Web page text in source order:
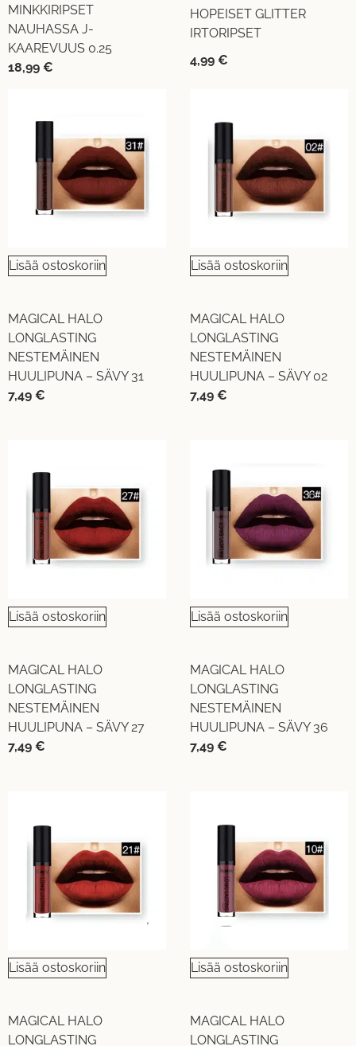
MINKKIRIPSET
NAUHASSA J-
KAAREVUUS 0.25
18,99 €
HOPEISET GLITTER
IRTORIPSET
4,99 €
Lisää ostoskoriin
MAGICAL HALO
LONGLASTING
NESTEMÄINEN
HUULIPUNA – SÄVY 31
7,49 €
Lisää ostoskoriin
MAGICAL HALO
LONGLASTING
NESTEMÄINEN
HUULIPUNA – SÄVY 02
7,49 €
Lisää ostoskoriin
MAGICAL HALO
LONGLASTING
NESTEMÄINEN
HUULIPUNA – SÄVY 27
7,49 €
Lisää ostoskoriin
MAGICAL HALO
LONGLASTING
NESTEMÄINEN
HUULIPUNA – SÄVY 36
7,49 €
Lisää ostoskoriin
MAGICAL HALO
LONGLASTING
Lisää ostoskoriin
MAGICAL HALO
LONGLASTING